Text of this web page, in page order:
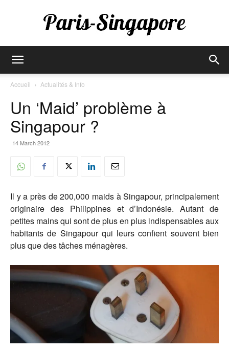
Singapore
Accueil Actualités & Info
Un ‘Maid’ problème à
Singapour ?
14 March 2012
Il y a près de 200,000 maids à Singapour, principalement
originaire des Philippines et d’Indonésie. Autant de
petites mains qui sont de plus en plus indispensables aux
habitants de Singapour qui leurs confient souvent bien
plus que des tâches ménagères.